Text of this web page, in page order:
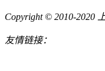
Copyright © 2010-2020
友情链接：